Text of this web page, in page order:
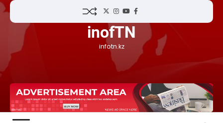
Skip
content
TwitterInstagram
YouTubeFacebook
inofTN
infotn.kz